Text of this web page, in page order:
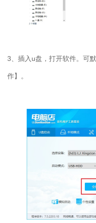
3 、插入 u盘，打开软件。可
作】。